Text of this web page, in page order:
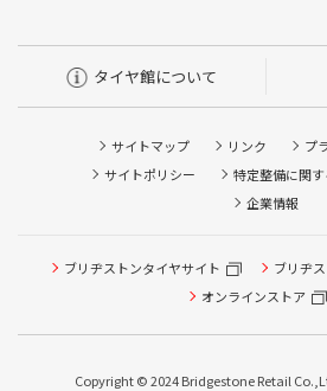
タイヤ館について
サイトマップ リンク
プ
サイトポリシー
特定整備に関
企業情報
ブリヂストンタイヤサイト
ブリヂ
オンラインストア
Copyright © 2024 Bridgestone Retail
タイヤ点検・安全点検/タイヤ履き替
ピット作業の予約
本日のタイヤ履き替え順番待ち予約